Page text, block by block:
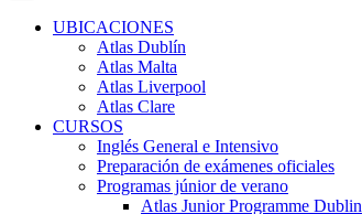
UBICACIONES
Atlas Dublín
Atlas Malta
Atlas Liverpool
Atlas Clare
CURSOS
Inglés General e Intensivo
Preparación de exámenes oficiales
Programas júnior de verano
Atlas Junior Programme Dublin